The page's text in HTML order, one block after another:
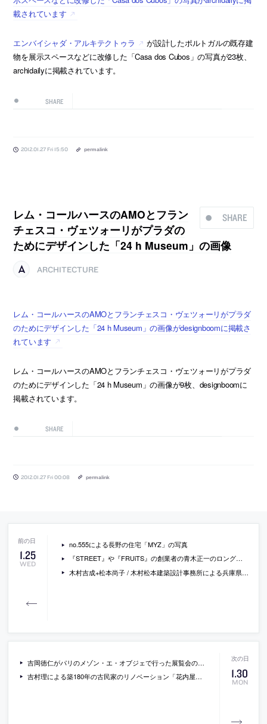
載されています
エンバイシャダ・アルキテクトゥラ
が設計したポルトガルの既存建
物を展示スペースなどに改修した「Casa dos Cubos」の写真が23枚、
archidailyに掲載されています。
SHARE
2012.01.27 Fri 15:50 permalink
SHARE
レム・コールハースのAMOとフラン
チェスコ・ヴェツォーリがプラダの
ためにデザインした「24 h Museum」の画像
ARCHITECTURE
レム・コールハースのAMOとフランチェスコ・ヴェツォーリがプラダ
のためにデザインした「24 h Museum」の画像がdesignboomに掲載さ
れています
レム・コールハースのAMOとフランチェスコ・ヴェツォーリがプラダ
のためにデザインした「24 h Museum」の画像が9枚、designboomに
掲載されています。
SHARE
2012.01.27 Fri 00:08 permalink
1.25
WED
no.555による長野の住宅「MYZ」の写真
『STREET』や『FRUiTS』の創業者の青木正一のロングインタビュー
木村吉成+松本尚子 / 木村松本建築設計事務所による兵庫県丹波市の住宅「4」
1.30
MON
吉岡徳仁がパリのメゾン・エ・オブジェで行った展覧会の写真
吉村理による築180年の古民家のリノベーション「花内屋リノベーション」の写真